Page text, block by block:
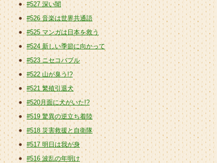
#527 深い闇
#526 音楽は世界共通語
#525 マンガは日本を救う
#524 新しい季節に向かって
#523 ニセコバブル
#522 山が臭う!?
#521 繁殖引退犬
#520月面に犬がいた!?
#519 驚異の逆立ち着陸
#518 災害救援と自衛隊
#517 明日は我が身
#516 波乱の年明け